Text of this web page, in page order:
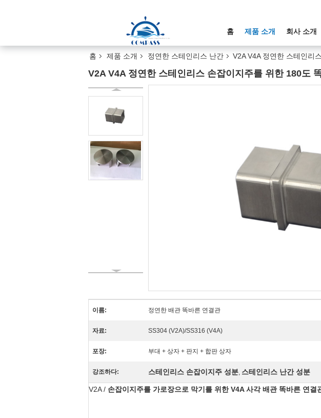
홈 제품 소개 회사 소개
홈 제품 소개 정연한 스테인리스 난간 V2A V4A 정연한 스테인리
V2A V4A 정연한 스테인리스 손잡이지주를 위한 180도
이름: 정연한 배관 똑바른 연결관
자료: SS304 (V2A)/SS316 (V4A)
포장: 부대 + 상자 + 판지 + 합판 상자
강조하다: 스테인리스 손잡이지주 성분, 스테인리스 난간 성분
V2A / 손잡이지주를 가로장으로 막기를 위한 V4A 사각 배관 똑바른 연결